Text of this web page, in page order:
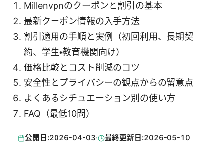
Millenvpnのクーポンと割引の基本
最新クーポン情報の入手方法
割引適用の手順と実例（初回利用、長期契
約、学生・教育機関向け）
価格比較とコスト削減のコツ
安全性とプライバシーの観点からの留意点
よくあるシチュエーション別の使い方
FAQ（最低10問）
公開日:2026-04-03· 最終更新日:2026-05-10